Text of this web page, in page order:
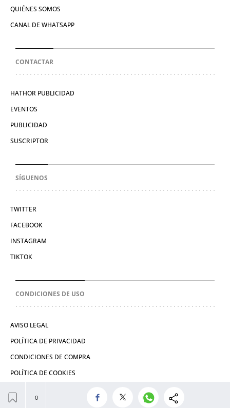
QUIÉNES SOMOS
CANAL DE WHATSAPP
CONTACTAR
HATHOR PUBLICIDAD
EVENTOS
PUBLICIDAD
SUSCRIPTOR
SÍGUENOS
TWITTER
FACEBOOK
INSTAGRAM
TIKTOK
CONDICIONES DE USO
AVISO LEGAL
POLÍTICA DE PRIVACIDAD
CONDICIONES DE COMPRA
POLÍTICA DE COOKIES